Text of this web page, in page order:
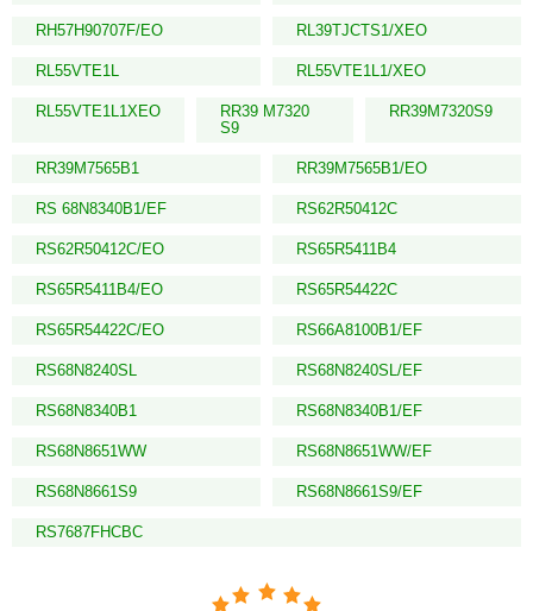
RH57H90707F/EO RL39TJCTS1/XEO
RL55VTE1L RL55VTE1L1/XEO
RL55VTE1L1XEO
RR39 M7320
S9
RR39M7320S9
RR39M7565B1 RR39M7565B1/EO
RS 68N8340B1/EF RS62R50412C
RS62R50412C/EO RS65R5411B4
RS65R5411B4/EO RS65R54422C
RS65R54422C/EO RS66A8100B1/EF
RS68N8240SL RS68N8240SL/EF
RS68N8340B1 RS68N8340B1/EF
RS68N8651WW RS68N8651WW/EF
RS68N8661S9 RS68N8661S9/EF
RS7687FHCBC